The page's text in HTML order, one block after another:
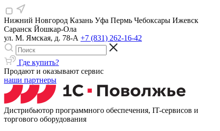
Нижний Новгород Казань Уфа Пермь Чебоксары Ижевск
Саранск Йошкар-Ола
ул. М. Ямская, д. 78-А +7 (831) 262-16-42
Где купить?
Продают и оказывают сервис
наши партнеры
Дистрибьютор программного обеспечения, IT-сервисов и
торгового оборудования